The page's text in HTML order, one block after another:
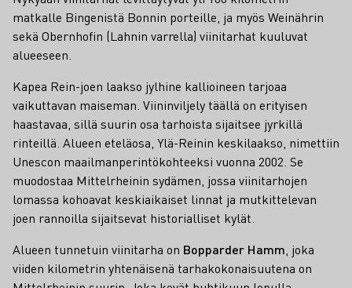
matkalle Bingenistä Bonnin porteille, ja myös Weinährin
sekä Obernhofin (Lahnin varrella) viinitarhat kuuluvat
alueeseen.
Kapea Rein-joen laakso jylhine kallioineen tarjoaa
vaikuttavan maiseman. Viininviljely täällä on erityisen
haastavaa, sillä suurin osa tarhoista sijaitsee jyrkillä
rinteillä. Alueen eteläosa, Ylä-Reinin keskilaakso, nimettiin
Unescon maailmanperintökohteeksi vuonna 2002. Se
muodostaa Mittelrheinin sydämen, jossa viinitarhojen
lomassa kohoavat keskiaikaiset linnat ja mutkittelevan
joen rannoilla sijaitsevat historialliset kylät.
Alueen tunnetuin viinitarha on Bopparder Hamm , joka
viiden kilometrin yhtenäisenä tarhakokonaisuutena on